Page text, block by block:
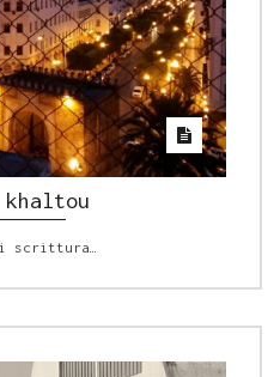
scrittura…